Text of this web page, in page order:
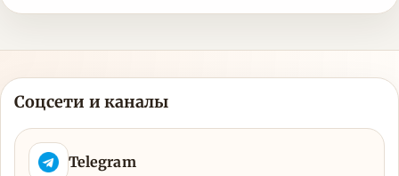
Соцсети и каналы
Telegram